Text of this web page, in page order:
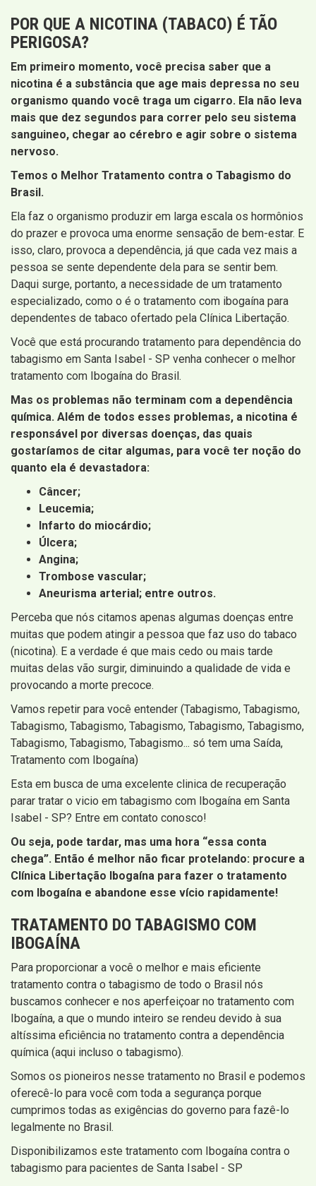
POR QUE A NICOTINA (TABACO) É TÃO
PERIGOSA?
Em primeiro momento, você precisa saber que a
nicotina é a substância que age mais depressa no seu
organismo quando você traga um cigarro. Ela não leva
mais que dez segundos para correr pelo seu sistema
sanguineo, chegar ao cérebro e agir sobre o sistema
nervoso.
Temos o Melhor Tratamento contra o Tabagismo do
Brasil.
Ela faz o organismo produzir em larga escala os hormônios
do prazer e provoca uma enorme sensação de bem-estar. E
isso, claro, provoca a dependência, já que cada vez mais a
pessoa se sente dependente dela para se sentir bem.
Daqui surge, portanto, a necessidade de um tratamento
especializado, como o é o tratamento com ibogaína para
dependentes de tabaco ofertado pela Clínica Libertação.
Você que está procurando tratamento para dependência do
tabagismo em Santa Isabel - SP venha conhecer o melhor
tratamento com Ibogaína do Brasil.
Mas os problemas não terminam com a dependência
química. Além de todos esses problemas, a nicotina é
responsável por diversas doenças, das quais
gostaríamos de citar algumas, para você ter noção do
quanto ela é devastadora:
Câncer;
Leucemia;
Infarto do miocárdio;
Úlcera;
Angina;
Trombose vascular;
Aneurisma arterial; entre outros.
Perceba que nós citamos apenas algumas doenças entre
muitas que podem atingir a pessoa que faz uso do tabaco
(nicotina). E a verdade é que mais cedo ou mais tarde
muitas delas vão surgir, diminuindo a qualidade de vida e
provocando a morte precoce.
Vamos repetir para você entender (Tabagismo, Tabagismo,
Tabagismo, Tabagismo, Tabagismo, Tabagismo, Tabagismo,
Tabagismo, Tabagismo, Tabagismo... só tem uma Saída,
Tratamento com Ibogaína)
Esta em busca de uma excelente clinica de recuperação
parar tratar o vicio em tabagismo com Ibogaína em Santa
Isabel - SP? Entre em contato conosco!
Ou seja, pode tardar, mas uma hora “essa conta
chega”. Então é melhor não ficar protelando: procure a
Clínica Libertação Ibogaína para fazer o tratamento
com Ibogaína e abandone esse vício rapidamente!
TRATAMENTO DO TABAGISMO COM
IBOGAÍNA
Para proporcionar a você o melhor e mais eficiente
tratamento contra o tabagismo de todo o Brasil nós
buscamos conhecer e nos aperfeiçoar no tratamento com
Ibogaína, a que o mundo inteiro se rendeu devido à sua
altíssima eficiência no tratamento contra a dependência
química (aqui incluso o tabagismo).
Somos os pioneiros nesse tratamento no Brasil e podemos
oferecê-lo para você com toda a segurança porque
cumprimos todas as exigências do governo para fazê-lo
legalmente no Brasil.
Disponibilizamos este tratamento com Ibogaína contra o
tabagismo para pacientes de Santa Isabel - SP